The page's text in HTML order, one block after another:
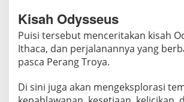
H
o
a
Kisah Odysseus
Puisi tersebut menceritakan kisah
Ithaca, dan perjalanannya yang
pasca Perang Troya.
Di sini juga akan mengeksplorasi